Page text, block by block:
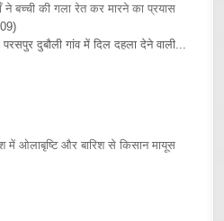
ने बच्ची की गला रेत कर मारने का प्रयास
दुबौली गांव में दिल दहला देने वाली...
में ओलाबृष्टि और बारिश से किसान मायूस